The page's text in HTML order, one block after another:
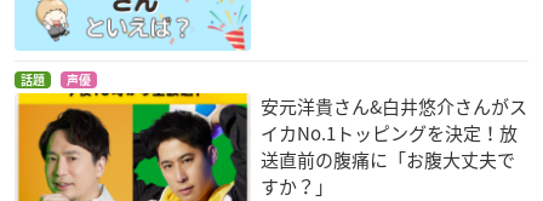
話題 声優
安元洋貴さん&白井悠介さんがス
イカNo.1トッピングを決定！放
送直前の腹痛に「お腹大丈夫で
すか？」